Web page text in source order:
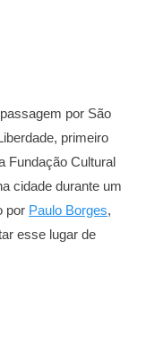
por São
primeiro
Fundação Cultural
cidade durante um
por Paulo Borges,
esse lugar de